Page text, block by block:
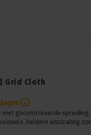
Grid Cloth
met gecontroleerde spreiding.
heldere uitstraling